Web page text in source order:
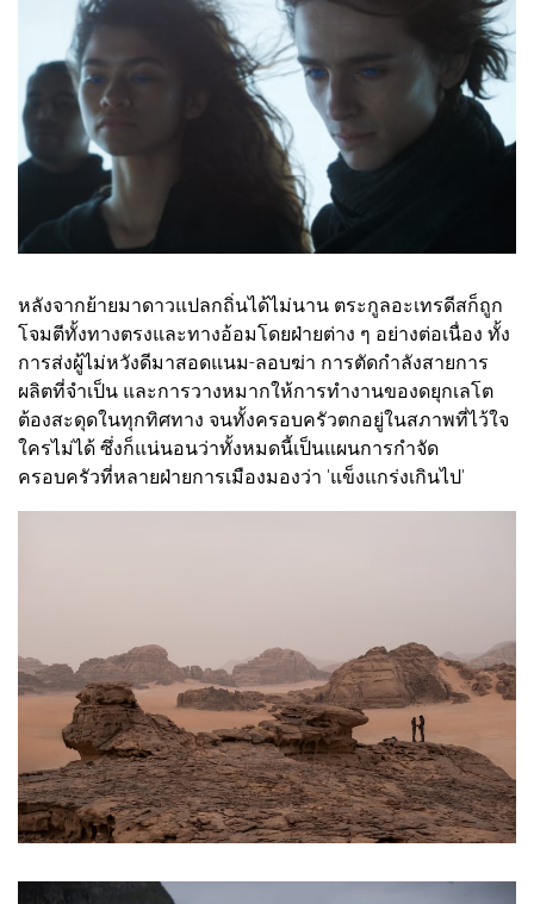
หลังจากย้ายมาดาวแปลกถิ่นได้ไม่นาน ตระกูลอะเทรดีสก็ถูก
โจมตีทั้งทางตรงและทางอ้อมโดยฝ่ายต่าง ๆ อย่างต่อเนื่อง ทั้ง
การส่งผู้ไม่หวังดีมาสอดแนม-ลอบฆ่า การตัดกำลังสายการ
ผลิตที่จำเป็น และการวางหมากให้การทำงานของดยุกเลโต
ต้องสะดุดในทุกทิศทาง จนทั้งครอบครัวตกอยู่ในสภาพที่ไว้ใจ
ใครไม่ได้ ซึ่งก็แน่นอนว่าทั้งหมดนี้เป็นแผนการกำจัด
ครอบครัวที่หลายฝ่ายการเมืองมองว่า 'แข็งแกร่งเกินไป'